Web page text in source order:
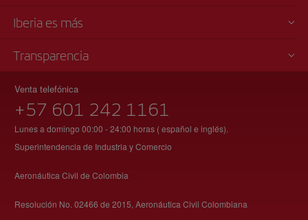
Iberia es más
Transparencia
Venta telefónica
+57 601 242 1161
Lunes a domingo 00:00 - 24:00 horas ( español e inglés).
Superintendencia de Industria y Comercio
Aeronáutica Civil de Colombia
Resolución No. 02466 de 2015, Aeronáutica Civil Colombiana